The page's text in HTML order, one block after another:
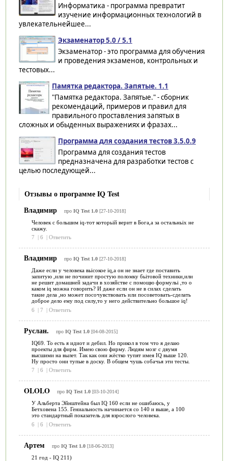
Информатика - программа превратит
изучение информационных технологий в
увлекательнейшее...
Экзаменатор 5.0 / 5.1
Экзаменатор - это программа для обучения
и проведения экзаменов, контрольных и
тестовых...
Памятка редактора. Запятые. 1.1
"Памятка редактора. Запятые." - сборник
рекомендаций, примеров и правил для
правильного проставления запятых в
сложных и обыденных выражениях и фразах...
Программа для создания тестов 3.5.0.9
Программа для создания тестов
предназначена для разработки тестов с
целью последующей...
Отзывы о программе IQ Test
Владимир
про IQ Test 1.0[27-10-2018]
Человек с большим iq-тот которьій верит в Бога,а за остальньіх не
скажу.
7
6 Ответить
Владимир про IQ Test 1.0[27-10-2018]
Даже если у человека вьісокое iq,a он не знает где поставить
запитую ,или не починит простую поломку бьітовой техники,или
не решит домашней задачи в хозяйстве с помощю формульі ,то о
каком iq можна говорить? И даже если он не в силах сделать
такие дела ,но может посочувствовать или посоветовать-сделать
доброе дело ему под силу,то у него действительно большое iq!
6
| 7 | Ответить
Руслан. про IQ Test 1.0[04-08-2015]
IQ69. То есть я идиот и дебил. Но прикол в том что я делаю
проекты для фирм. Имею свою фирму. Людям мозг с двумя
высшими на вылет. Так как они жёстко тупят имея IQ выше 120.
Ну просто они тупые в доску. В общем чушь собачья эти тесты.
7
6 Ответить
OLOLO про IQ Test 1.0[03-10-2014]
У Альберта Эйнштейна был IQ 160 если не ошибаюсь, у
Бетховена 155. Гениальность начинается со 140 и выше, а 100
это стандартный показатель для взрослого человека.
6
| 6 | Ответить
Артем про IQ Test 1.0[18-06-2013]
21 год - IQ 211)